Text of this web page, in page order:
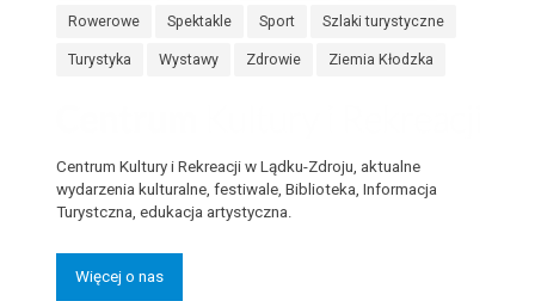
Rowerowe Spektakle Sport Szlaki turystyczne
Turystyka Wystawy Zdrowie Ziemia Kłodzka
Centrum Kultury i Rekreacji w Lądku-Zdroju, aktualne
wydarzenia kulturalne, festiwale, Biblioteka, Informacja
Turystczna, edukacja artystyczna.
Więcej o nas